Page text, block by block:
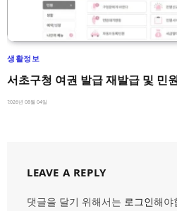
생활정보
서초구청 여권 발급 재발급 및 민
2026년 08월 04일
LEAVE A REPLY
댓글을 달기 위해서는 로그인해야